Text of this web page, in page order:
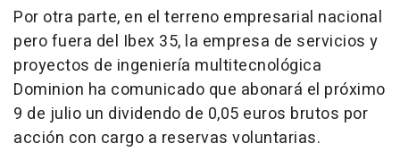
Por otra parte, en el terreno empresarial nacional
pero fuera del Ibex 35, la empresa de servicios y
proyectos de ingeniería multitecnológica
Dominion ha comunicado que abonará el próximo
9 de julio un dividendo de 0,05 euros brutos por
acción con cargo a reservas voluntarias.